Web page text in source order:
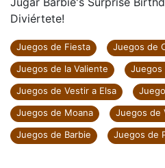
Diviértete!
Juegos de Fiesta
Juegos de
Juegos de la Valiente
Juegos
Juegos de Vestir a Elsa
Juegos de Moana
Juegos de
Juegos de Barbie
Juegos de